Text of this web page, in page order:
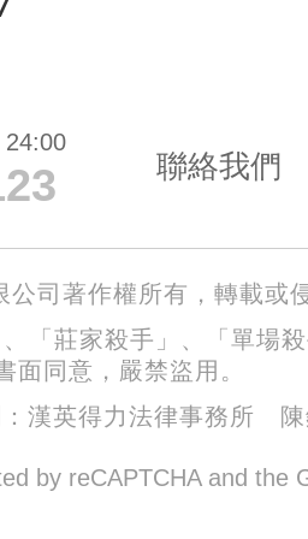
24:00
聯絡我們
司著作權所有，轉載或
「莊家殺手」、「單場
面同意，嚴禁盜用。
漢英得力法律事務所 陳
by reCAPTCHA and the